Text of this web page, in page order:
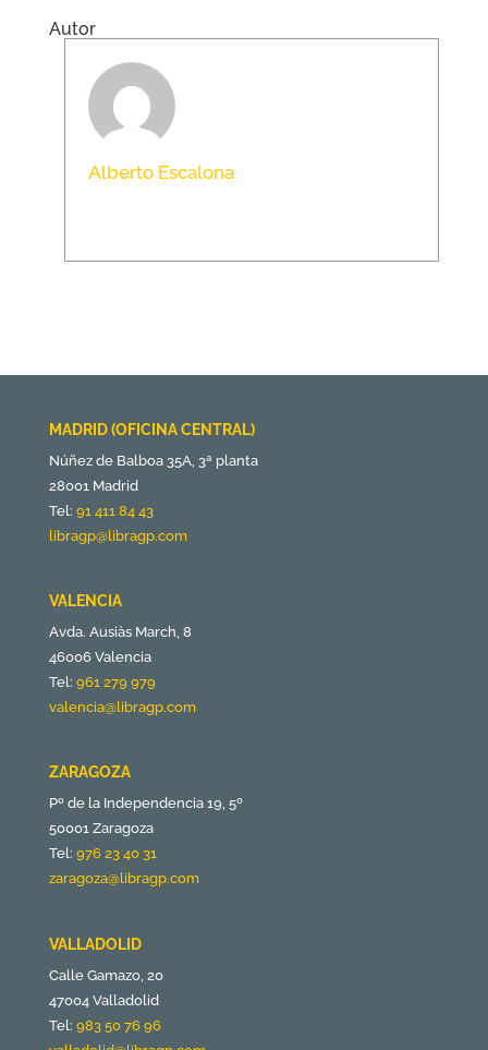
Autor
Alberto Escalona
MADRID (OFICINA CENTRAL)
Núñez de Balboa 35A, 3ª planta
28001 Madrid
Tel: 91 411 84 43
libragp@libragp.com
VALENCIA
Avda. Ausiàs March, 8
46006 Valencia
Tel: 961 279 979
valencia@libragp.com
ZARAGOZA
Pº de la Independencia 19, 5º
50001 Zaragoza
Tel: 976 23 40 31
zaragoza@libragp.com
VALLADOLID
Calle Gamazo, 20
47004 Valladolid
Tel: 983 50 76 96